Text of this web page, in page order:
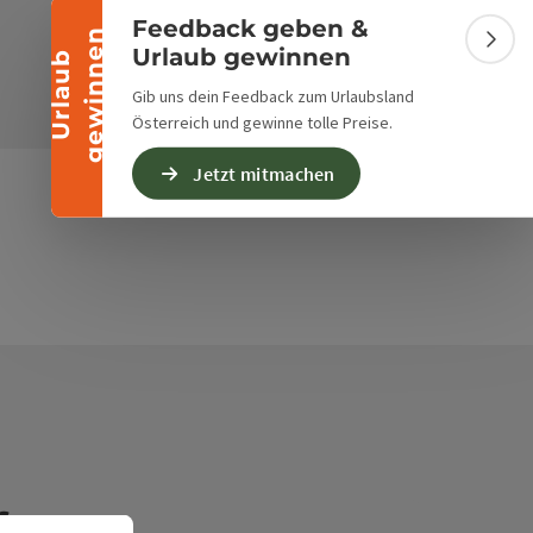
U
r
l
a
u
b
g
e
w
i
n
n
en
Feedback geben &
Urlaub gewinnen
Gib uns dein Feedback zum Urlaubsland
Österreich und gewinne tolle Preise.
Jetzt mitmachen
Anmelden